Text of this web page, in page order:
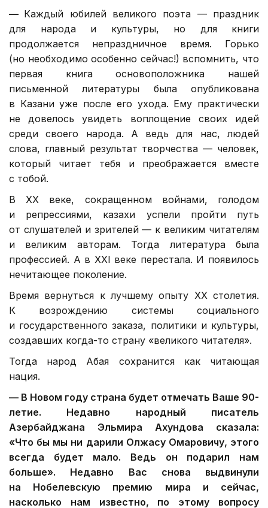
— Каждый юбилей великого поэта — праздник
для народа и культуры, но для книги
продолжается непраздничное время. Горько
(но необходимо особенно сейчас!) вспомнить, что
первая книга основоположника нашей
письменной литературы была опубликована
в Казани уже после его ухода. Ему практически
не довелось увидеть воплощение своих идей
среди своего народа. А ведь для нас, людей
слова, главный результат творчества — человек,
который читает тебя и преображается вместе
с тобой.
В ХХ веке, сокращенном войнами, голодом
и репрессиями, казахи успели пройти путь
от слушателей и зрителей — к великим читателям
и великим авторам. Тогда литература была
профессией. А в XXI веке перестала. И появилось
нечитающее поколение.
Время вернуться к лучшему опыту ХХ столетия.
К возрождению системы социального
и государственного заказа, политики и культуры,
создавших когда-то страну «великого читателя».
Тогда народ Абая сохранится как читающая
нация.
— В Новом году страна будет отмечать Ваше 90-
летие. Недавно народный писатель
Азербайджана Эльмира Ахундова сказала:
«Что бы мы ни дарили Олжасу Омаровичу, этого
всегда будет мало. Ведь он подарил нам
больше». Недавно Вас снова выдвинули
на Нобелевскую премию мира и сейчас,
насколько нам известно, по этому вопросу